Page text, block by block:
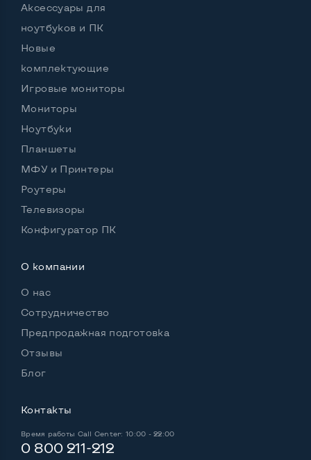
Возможности видеокарты:
Тип видеокарты
Видеопроцессор ноутбука
Размер видеопамяти, Гб
Удобство пользования:
Материал корпуса
Подсветка клавиатуры
Русские и украинские буквы на клавиатуре
Операционная система
Разъемы подключения:
Выход Display port
Выход mini Display port
Аксессуары для
ноутбуков и ПК
Новые
комплектующие
Игровые мониторы
Мониторы
Ноутбуки
Планшеты
МФУ и Принтеры
Роутеры
Телевизоры
Конфигуратор ПК
О компании
О нас
Сотрудничество
Предпродажная подготовка
Отзывы
Блог
Контакты
Время работы Call Center: 10:00 - 22:00
0 800 211-212